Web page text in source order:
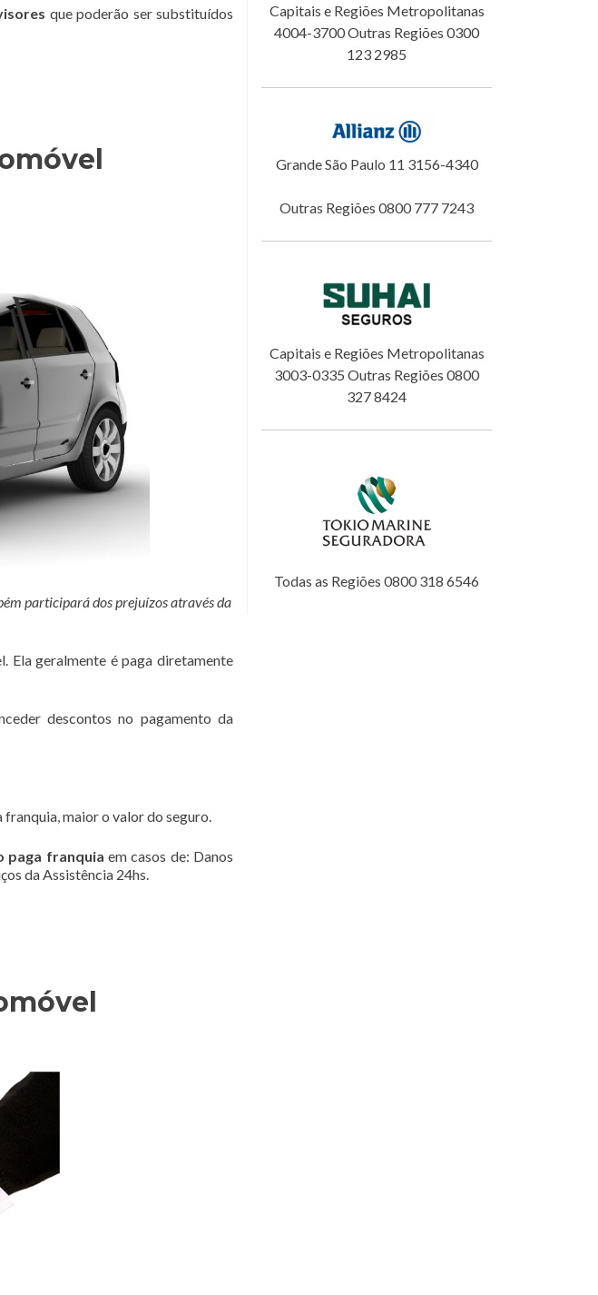
que poderão ser substituídos
participará dos prejuízos através da
Ela geralmente é paga diretamente
descontos no pagamento da
maior o valor do seguro.
paga franquia em casos de: Danos
da Assistência 24hs.
Capitais e Regiões Metropolitanas
4004-3700 Outras Regiões 0300
123 2985
Grande São Paulo 11 3156-4340
Outras Regiões 0800 777 7243
Capitais e Regiões Metropolitanas
3003-0335 Outras Regiões 0800
327 8424
Todas as Regiões 0800 318 6546